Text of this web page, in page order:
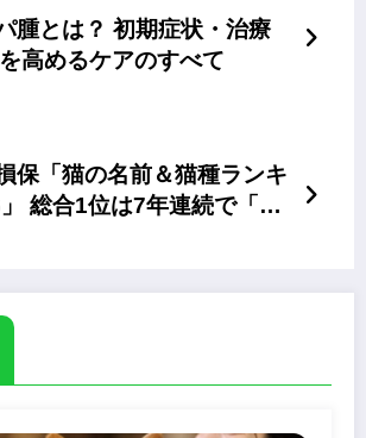
腫とは？ 初期症状・治療
高めるケアのすべて
保「猫の名前＆猫種ランキ
ム